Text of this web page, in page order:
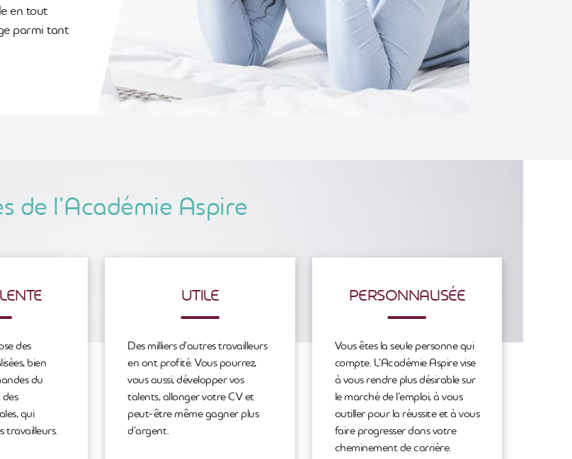
en tout
parmi tant
de l’Académie Aspire
des
bien
du
qui
travailleurs.
UTILE
Des milliers d’autres travailleurs
en ont profité. Vous pourrez,
vous aussi, développer vos
talents, allonger votre CV et
peut-être même gagner plus
d’argent.
PERSONNALISÉE
Vous êtes la seule personne qui
compte. L’Académie Aspire vise
à vous rendre plus désirable sur
le marché de l’emploi, à vous
outiller pour la réussite et à vous
faire progresser dans votre
cheminement de carrière.